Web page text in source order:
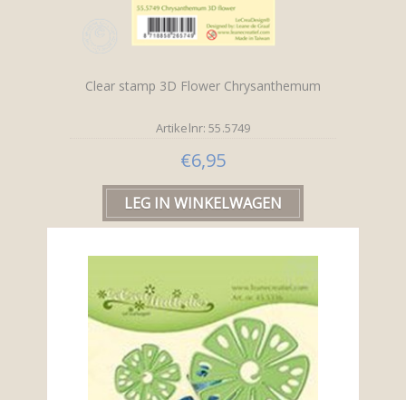
Clear stamp 3D Flower Chrysanthemum
Artikelnr: 55.5749
€6,95